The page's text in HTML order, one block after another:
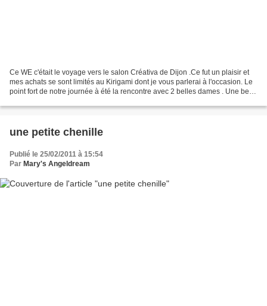
Ce WE c'était le voyage vers le salon Créativa de Dijon .Ce fut un plaisir et
mes achats se sont limités au Kirigami dont je vous parlerai à l'occasion. Le
point fort de notre journée à été la rencontre avec 2 belles dames . Une belle
une petite chenille
Publié le 25/02/2011 à 15:54
Par Mary's Angeldream